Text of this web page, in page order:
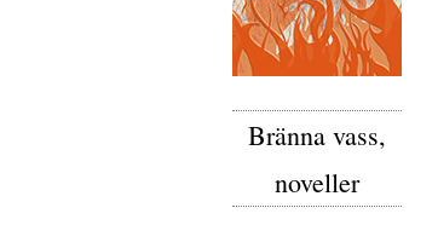
Bränna vass,
noveller